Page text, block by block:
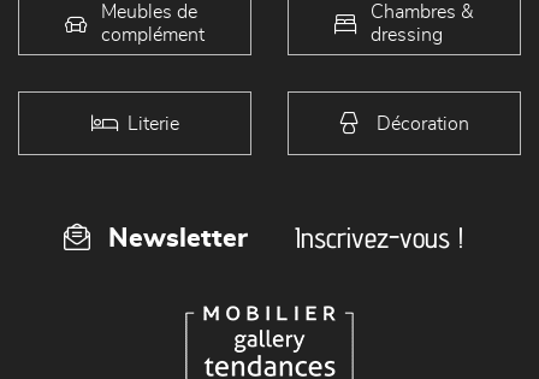
Meubles de
complément
Chambres &
dressing
Literie Décoration
Newsletter Inscrivez-vous !